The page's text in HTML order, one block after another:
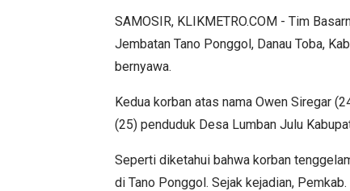
SAMOSIR, KLIKMETRO.COM - Tim
Jembatan Tano Ponggol, Danau Toba,
bernyawa.
Kedua korban atas nama Owen Siregar
(25) penduduk Desa Lumban Julu
Seperti diketahui bahwa korban
di Tano Ponggol. Sejak kejadian,